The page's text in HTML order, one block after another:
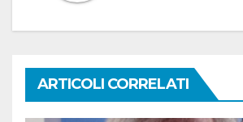
ARTICOLI CORRELATI